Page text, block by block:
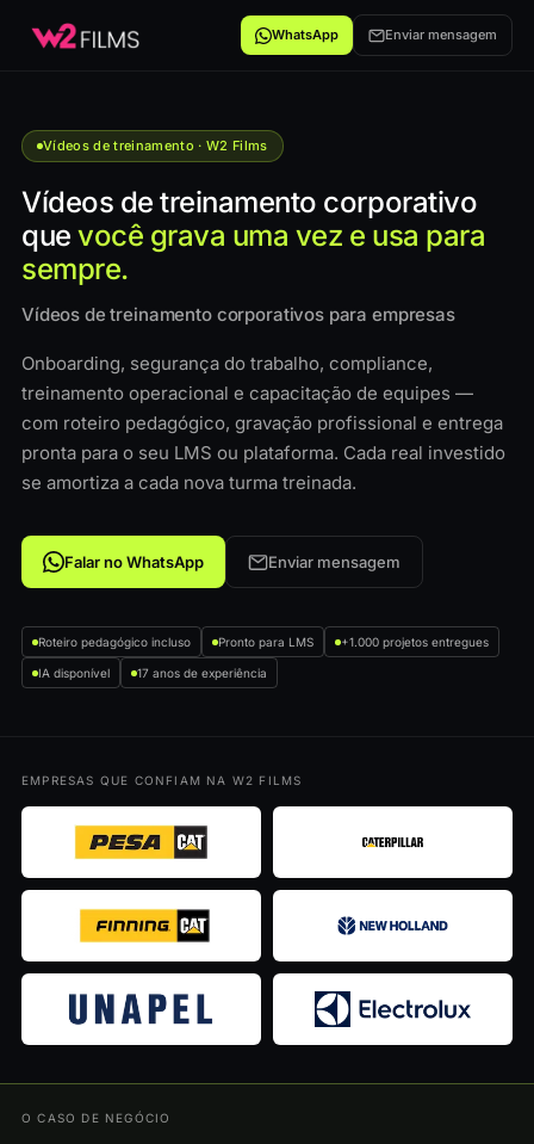
WhatsApp Enviar mensagem
Vídeos de treinamento · W2 Films
Vídeos de treinamento corporativo
quevocê grava uma vez e usa para
sempre.
Vídeos de treinamento corporativos para empresas
Onboarding, segurança do trabalho, compliance,
treinamento operacional e capacitação de equipes —
com roteiro pedagógico, gravação profissional e entrega
pronta para o seu LMS ou plataforma. Cada real investido
se amortiza a cada nova turma treinada.
Falar no WhatsApp Enviar mensagem
Roteiro pedagógico incluso Pronto para LMS +1.000 projetos entregues
IA disponível 17 anos de experiência
EMPRESAS QUE CONFIAM NA W2 FILMS
O CASO DE NEGÓCIO